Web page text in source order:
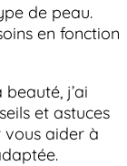
de peau.
en fonction
j’ai
et astuces
aider à